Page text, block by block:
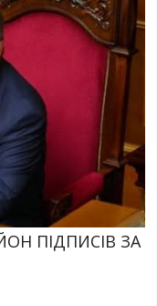
ПІДПИСІВ ЗА